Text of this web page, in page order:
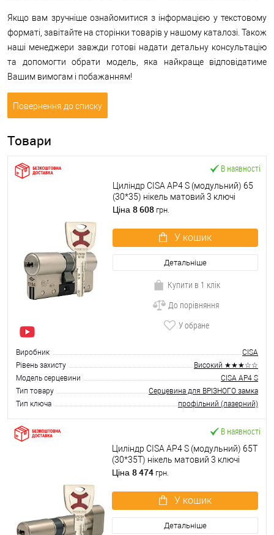
Якщо вам зручніше ознайомитися з інформацією у текстовому
форматі, завітайте на сторінки товарів у нашому каталозі. Також
наші менеджери завжди готові надати детальну консультацію
та допомогти обрати модель, яка найкраще відповідатиме
Вашим вимогам і побажанням!
Повернення до списку
Товари
В наявності
Циліндр CISA AP4 S (модульний) 65
(30*35) нікель матовий 3 ключі
Ціна 8 608 грн.
У кошик
Детальніше
Купити в 1 клік
До порівняння
У обране
Виробник
CISA
Рівень захисту
Високий ★★★☆☆
Модель серцевини
CISA AP4 S
Тип товару
Серцевина для ВРІЗНОГО замка
Тип ключа
профільний (лазерний)
В наявності
Циліндр CISA AP4 S (модульний) 65T
(30*35T) нікель матовий 3 ключі
Ціна 8 474 грн.
У кошик
Детальніше